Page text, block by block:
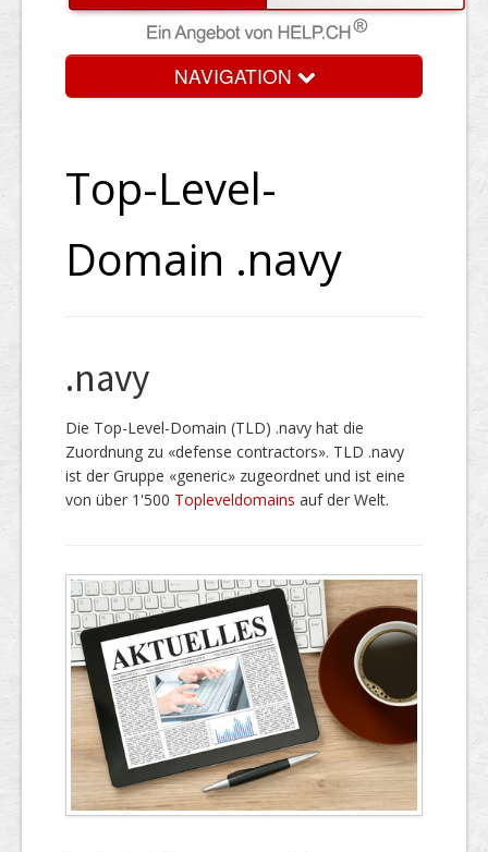
NAVIGATION
Top-Level-
Domain .navy
.navy
Die Top-Level-Domain (TLD) .navy hat die
Zuordnung zu «defense contractors». TLD .navy
ist der Gruppe «generic» zugeordnet und ist eine
von über 1'500 Topleveldomains auf der Welt.